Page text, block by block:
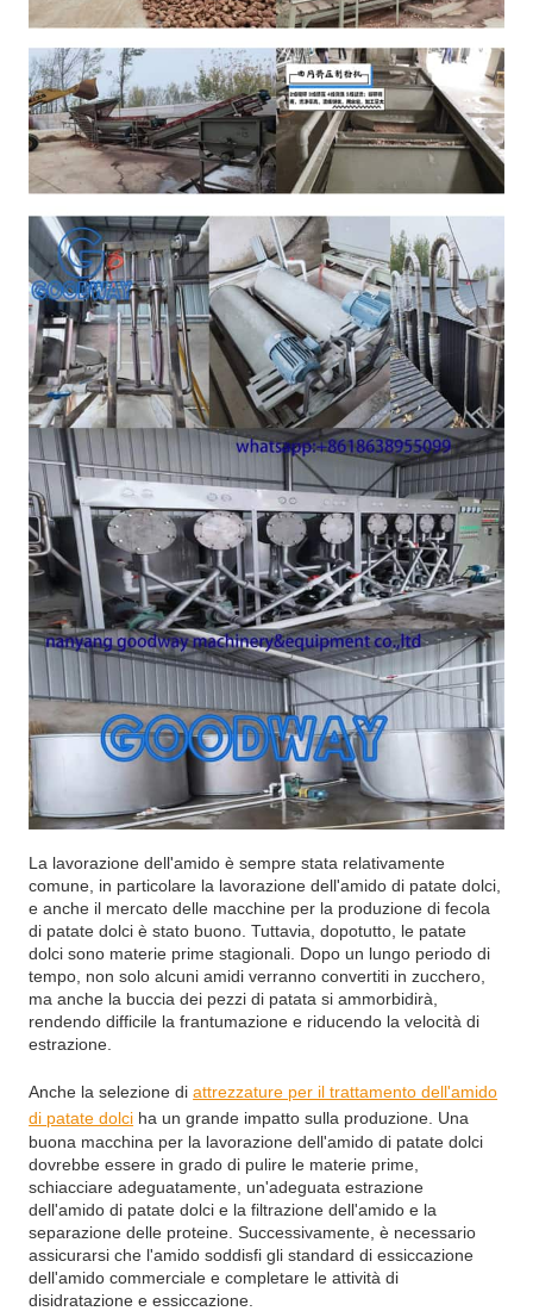
La lavorazione dell'amido è sempre stata relativamente
comune, in particolare la lavorazione dell'amido di patate dolci,
e anche il mercato delle macchine per la produzione di fecola
di patate dolci è stato buono. Tuttavia, dopotutto, le patate
dolci sono materie prime stagionali. Dopo un lungo periodo di
tempo, non solo alcuni amidi verranno convertiti in zucchero,
ma anche la buccia dei pezzi di patata si ammorbidirà,
rendendo difficile la frantumazione e riducendo la velocità di
estrazione.
Anche la selezione diattrezzature per il trattamento dell'amido
di patate dolci ha un grande impatto sulla produzione. Una
buona macchina per la lavorazione dell'amido di patate dolci
dovrebbe essere in grado di pulire le materie prime,
schiacciare adeguatamente, un'adeguata estrazione
dell'amido di patate dolci e la filtrazione dell'amido e la
separazione delle proteine. Successivamente, è necessario
assicurarsi che l'amido soddisfi gli standard di essiccazione
dell'amido commerciale e completare le attività di
disidratazione e essiccazione.